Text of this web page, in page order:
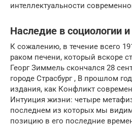
интеллектуальности
Наследие в социологии
К сожалению, в течение всего
раком печени, который вскоре
Георг Зиммель скончался 28
городе Страсбург , В прошлом
издания, как Конфликт
Интуиция жизни: четыре
последнем из которых мы
позицию в его последние